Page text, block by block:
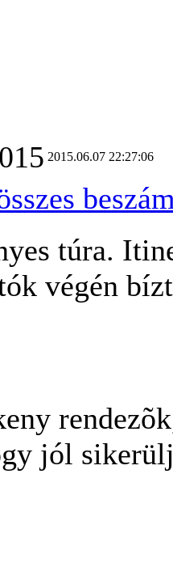
2015.06.07 22:27:06
túra.
végén
jól